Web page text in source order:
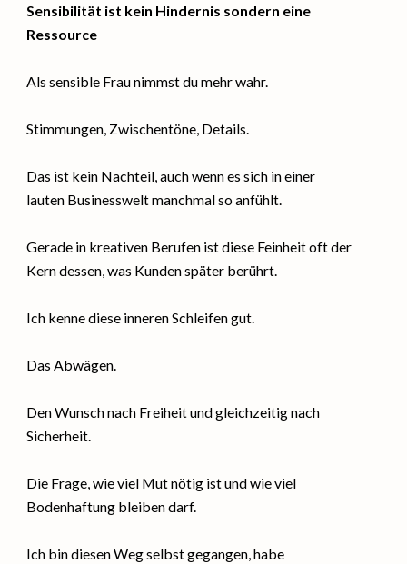
Sensibilität ist kein Hindernis sondern eine
Ressource
Als sensible Frau nimmst du mehr wahr.
Stimmungen, Zwischentöne, Details.
Das ist kein Nachteil, auch wenn es sich in einer
lauten Businesswelt manchmal so anfühlt.
Gerade in kreativen Berufen ist diese Feinheit oft der
Kern dessen, was Kunden später berührt.
Ich kenne diese inneren Schleifen gut.
Das Abwägen.
Den Wunsch nach Freiheit und gleichzeitig nach
Sicherheit.
Die Frage, wie viel Mut nötig ist und wie viel
Bodenhaftung bleiben darf.
Ich bin diesen Weg selbst gegangen, habe